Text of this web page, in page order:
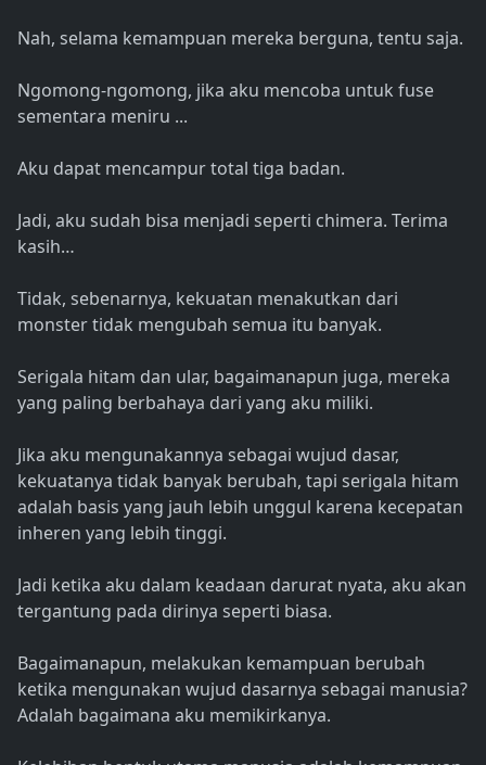
Nah, selama kemampuan mereka berguna, tentu saja.
Ngomong-ngomong, jika aku mencoba untuk fuse
sementara meniru ...
Aku dapat mencampur total tiga badan.
Jadi, aku sudah bisa menjadi seperti chimera. Terima
kasih…
Tidak, sebenarnya, kekuatan menakutkan dari
monster tidak mengubah semua itu banyak.
Serigala hitam dan ular, bagaimanapun juga, mereka
yang paling berbahaya dari yang aku miliki.
Jika aku mengunakannya sebagai wujud dasar,
kekuatanya tidak banyak berubah, tapi serigala hitam
adalah basis yang jauh lebih unggul karena kecepatan
inheren yang lebih tinggi.
Jadi ketika aku dalam keadaan darurat nyata, aku akan
tergantung pada dirinya seperti biasa.
Bagaimanapun, melakukan kemampuan berubah
ketika mengunakan wujud dasarnya sebagai manusia?
Adalah bagaimana aku memikirkanya.